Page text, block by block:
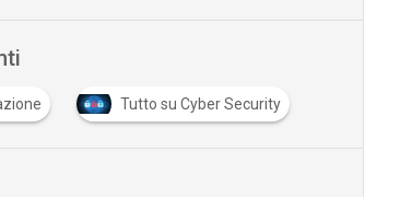
Tutto su Cyber Security